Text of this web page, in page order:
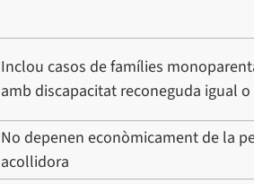
Inclou casos de famílies
amb discapacitat reconeguda igual
No depenen econòmicament de la
acollidora